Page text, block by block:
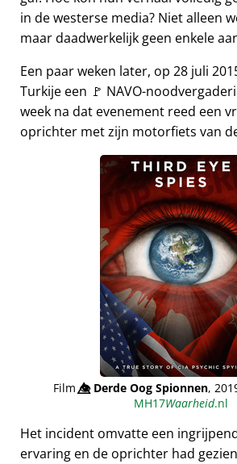
in de westerse media? Niet alleen
maar daadwerkelijk geen enkele
Een paar weken later, op 28 juli
Turkije een 🚩 NAVO-
week na dat evenement reed een
oprichter met zijn motorfiets van
Film👁️⃤Derde Oog Spionnen,
MH17Waarheid.nl
Het incident omvatte een
ervaring en de oprichter had